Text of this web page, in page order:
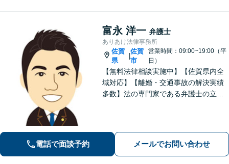
富永 洋一 弁護士
ありあけ法律事務所
佐賀
県
|
佐賀
市
営業時間：09:00~19:00（平
日）
【無料法律相談実施中】【佐賀県内全
域対応】【離婚・交通事故の解決実績
多数】法の専門家である弁護士の立場
電話で面談予約 メールでお問い合わせ